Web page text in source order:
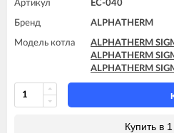
Артикул EC-040
Бренд ALPHATHERM
Модель котла
ALPHATHERM
ALPHATHERM
ALPHATHERM
Купить в